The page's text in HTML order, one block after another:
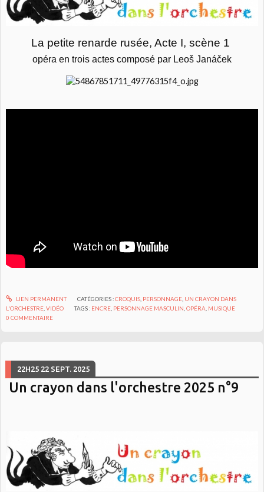
La petite renarde rusée, Acte I, scène 1
opéra en trois actes composé par Leoš Janáček
LIEN PERMANENT CATÉGORIES :CROQUIS, PERSONNAGE, UN CRAYON DANS
L'ORCHESTRE ,VIDÉO TAGS : ENCRE PERSONNAGE MASCULIN ,OPÉRA MUSIQUE
0 COMMENTAIRE
22H25 22 SEPT. 2025
Un crayon dans l'orchestre 2025 n°9